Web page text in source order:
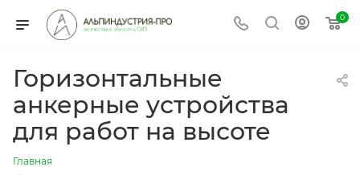
0
Горизонтальные
анкерные устройства
для работ на высоте
Главная